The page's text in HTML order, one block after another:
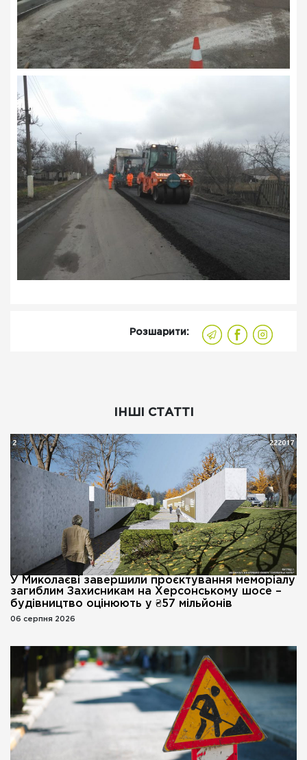
Розшарити:
ІНШІ СТАТТІ
У Миколаєві завершили проєктування меморіалу
загиблим Захисникам на Херсонському шосе –
будівництво оцінюють у ₴57 мільйонів
06 серпня 2026